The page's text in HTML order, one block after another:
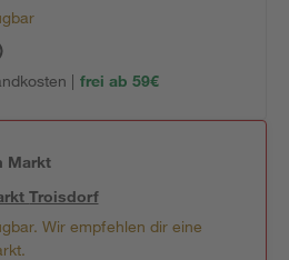
| frei ab 59€
Markt
Troisdorf
Wir empfehlen dir eine